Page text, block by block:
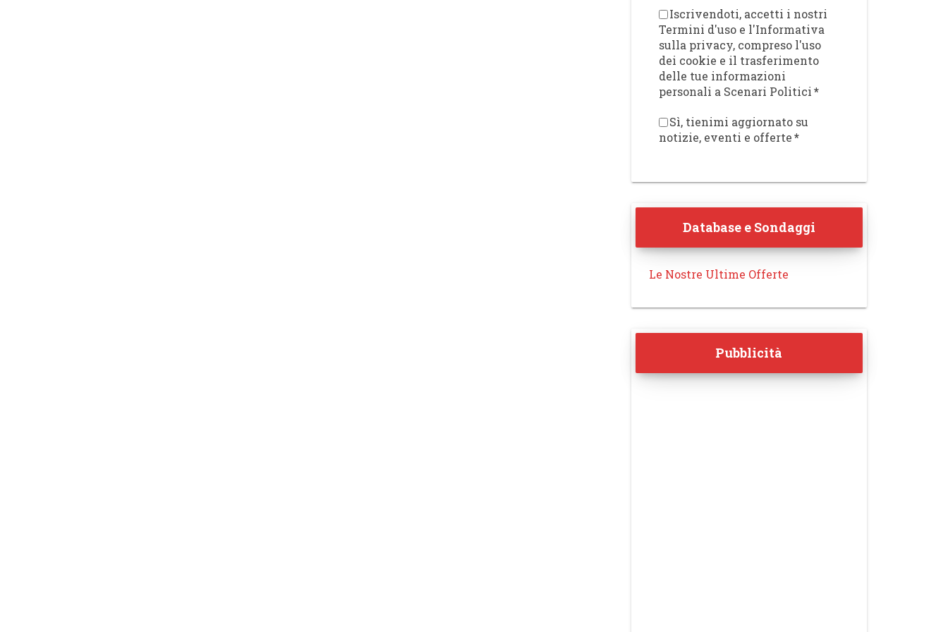
Iscrivendoti, accetti i nostri
Termini d'uso e l'Informativa
sulla privacy, compreso l'uso
dei cookie e il trasferimento
delle tue informazioni
personali a Scenari Politici*
Sì, tienimi aggiornato su
notizie, eventi e offerte*
Database e Sondaggi
Le Nostre Ultime Offerte
Pubblicità